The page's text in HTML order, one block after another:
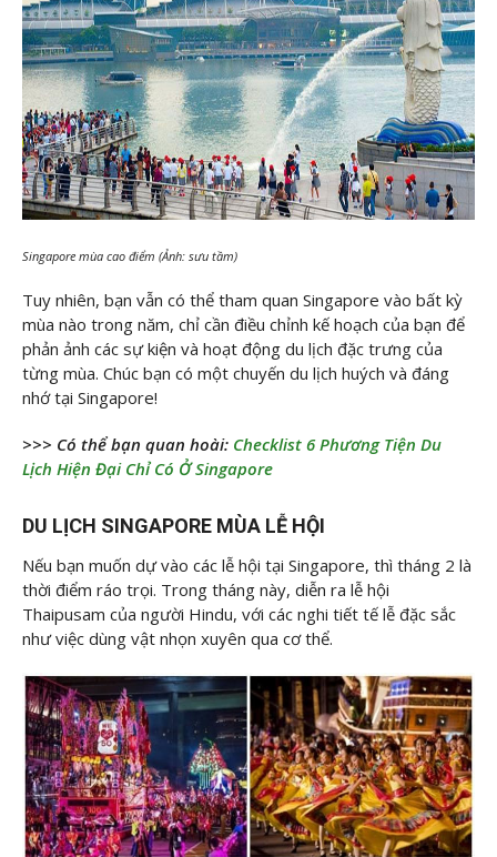
Singapore mùa cao điểm (Ảnh: sưu tầm)
Tuy nhiên, bạn vẫn có thể tham quan Singapore vào bất kỳ
mùa nào trong năm, chỉ cần điều chỉnh kế hoạch của bạn để
phản ảnh các sự kiện và hoạt động du lịch đặc trưng của
từng mùa. Chúc bạn có một chuyến du lịch huých và đáng
nhớ tại Singapore!
>>> Có thể bạn quan hoài: Checklist 6 Phương Tiện Du
Lịch Hiện Đại Chỉ Có Ở Singapore
DU LỊCH SINGAPORE MÙA LỄ HỘI
Nếu bạn muốn dự vào các lễ hội tại Singapore, thì tháng 2 là
thời điểm ráo trọi. Trong tháng này, diễn ra lễ hội
Thaipusam của người Hindu, với các nghi tiết tế lễ đặc sắc
như việc dùng vật nhọn xuyên qua cơ thể.